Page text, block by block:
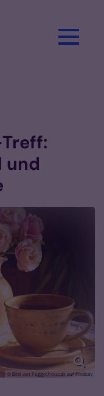
und
© Bild von Peggychoucair auf Pixabay